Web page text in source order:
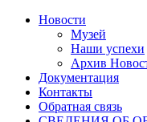
Новости
Музей
Наши успехи
Архив
Документация
Контакты
Обратная связь